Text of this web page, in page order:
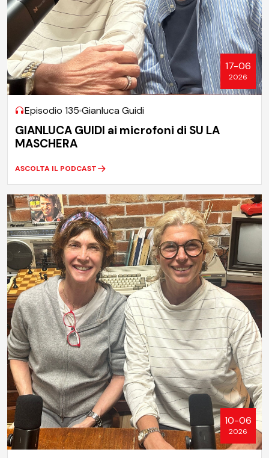
17-06
2026
Episodio 135 Gianluca Guidi
GIANLUCA GUIDI ai microfoni di SU LA
MASCHERA
ASCOLTA IL PODCAST
10-06
2026